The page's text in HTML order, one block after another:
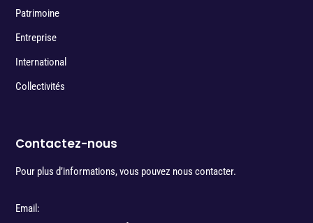
Patrimoine
Entreprise
International
Collectivités
Contactez-nous
Pour plus d’informations, vous pouvez nous contacter.
Email: